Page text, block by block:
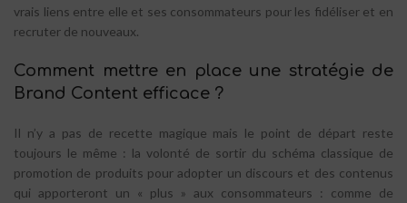
vrais liens entre elle et ses consommateurs pour les fidéliser et en
recruter de nouveaux.
Comment mettre en place une stratégie de
Brand Content efficace ?
Il n’y a pas de recette magique mais le point de départ reste
toujours le même : la volonté de sortir du schéma classique de
promotion de produits pour adopter un discours et des contenus
qui apporteront un « plus » aux consommateurs : comme de